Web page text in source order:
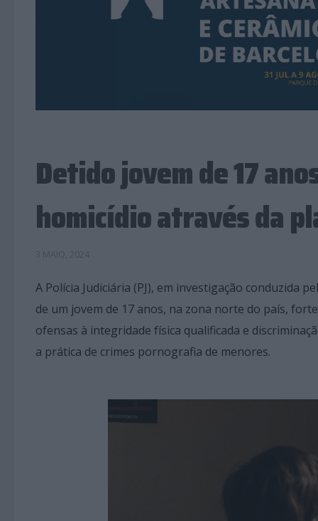
Detido jovem de 17
homicídio através da
A Polícia Judiciária (PJ), em investigação conduzida
de um jovem de 17 anos, na zona norte do país,
ofensas à integridade física qualificada e
a prática de crimes pornografia de menores.